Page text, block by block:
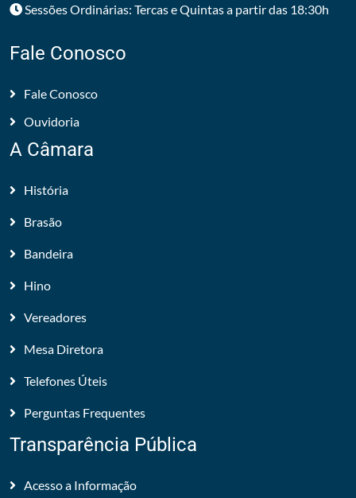
Sessões Ordinárias: Tercas e Quintas a partir das 18:30h
Fale Conosco
Fale Conosco
Ouvidoria
A Câmara
História
Brasão
Bandeira
Hino
Vereadores
Mesa Diretora
Telefones Úteis
Perguntas Frequentes
Transparência Pública
Acesso a Informação